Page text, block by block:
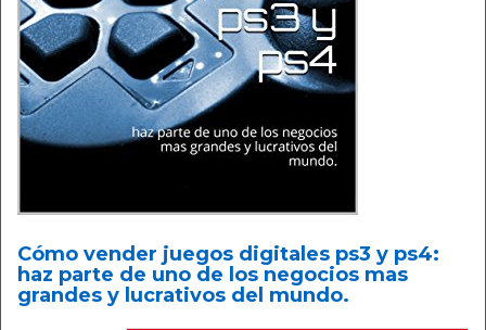
Cómo vender juegos digitales ps3 y ps4:
haz parte de uno de los negocios mas
grandes y lucrativos del mundo.